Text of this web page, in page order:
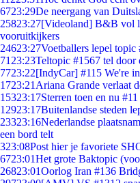
6723:29De neergang van
25823:27[Videoland] B&B vol
vooruitkijkers
24623:27Voetballers lepel topic
71 23:23Teltopic #1567 tel door
7723:22[IndyCar] #115 We're
1723:21 Ariana Grande verlaat
15323:17Sterren toen en nu #11
12923:17Buitenlandse steden
23323:16Nederlandse
een bord telt
323:08Post hier je favoriete
6723:01Het grote Baktopic
26823:01Oorlog Iran #136